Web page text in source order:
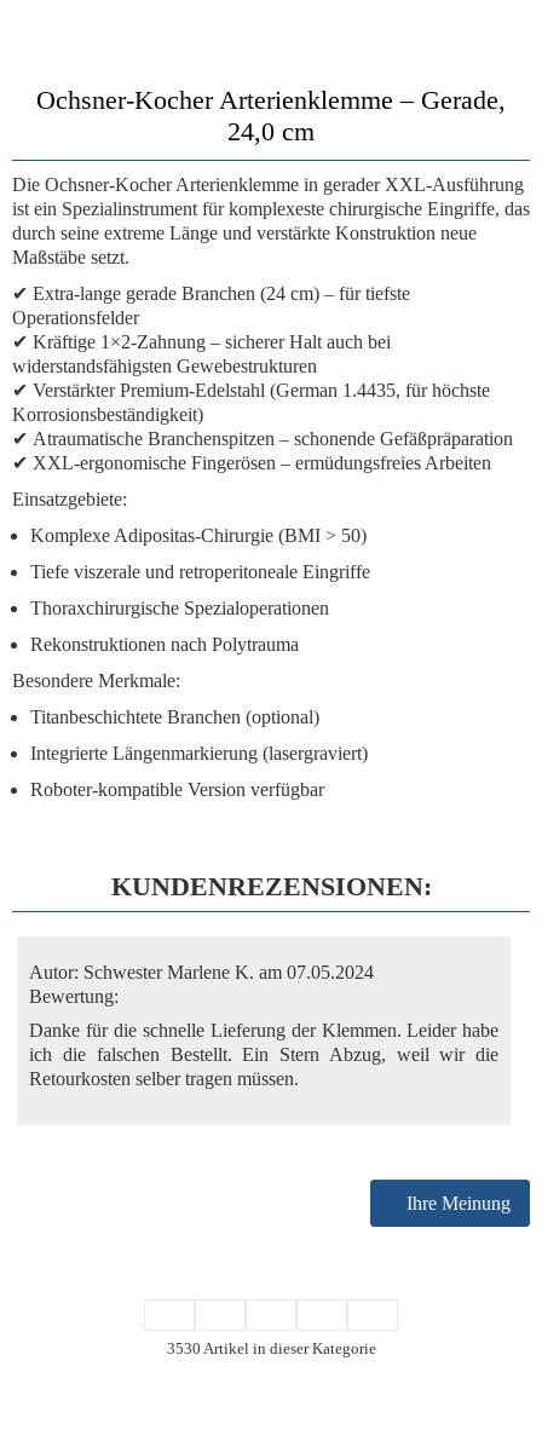
Ochsner-Kocher Arterienklemme – Gerade,
24,0 cm
Die Ochsner-Kocher Arterienklemme in gerader XXL-Ausführung
ist ein Spezialinstrument für komplexeste chirurgische Eingriffe, das
durch seine extreme Länge und verstärkte Konstruktion neue
Maßstäbe setzt.
✔ Extra-lange gerade Branchen (24 cm) – für tiefste
Operationsfelder
✔ Kräftige 1×2-Zahnung – sicherer Halt auch bei
widerstandsfähigsten Gewebestrukturen
✔ Verstärkter Premium-Edelstahl (German 1.4435, für höchste
Korrosionsbeständigkeit)
✔ Atraumatische Branchenspitzen – schonende Gefäßpräparation
✔ XXL-ergonomische Fingerösen – ermüdungsfreies Arbeiten
Einsatzgebiete:
Komplexe Adipositas-Chirurgie (BMI > 50)
Tiefe viszerale und retroperitoneale Eingriffe
Thoraxchirurgische Spezialoperationen
Rekonstruktionen nach Polytrauma
Besondere Merkmale:
Titanbeschichtete Branchen (optional)
Integrierte Längenmarkierung (lasergraviert)
Roboter-kompatible Version verfügbar
KUNDENREZENSIONEN:
Autor: Schwester Marlene K. am 07.05.2024
Bewertung:
Danke für die schnelle Lieferung der Klemmen. Leider habe
ich die falschen Bestellt. Ein Stern Abzug, weil wir die
Retourkosten selber tragen müssen.
Ihre Meinung
3530 Artikel in dieser Kategorie